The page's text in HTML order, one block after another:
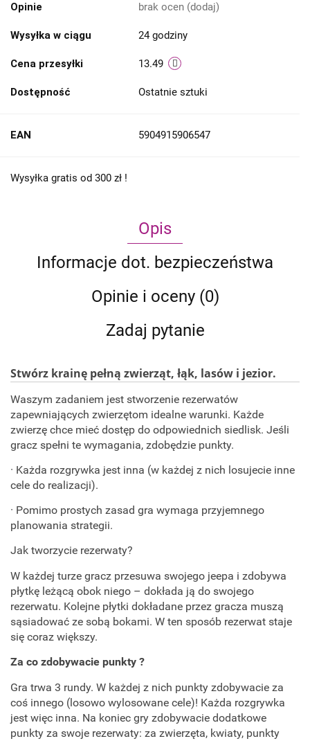
Opinie brak ocen (dodaj)
Wysyłka w ciągu 24 godziny
Cena przesyłki 13.49
Dostępność Ostatnie sztuki
EAN 5904915906547
Wysyłka gratis od 300 zł !
Opis
Informacje dot. bezpieczeństwa
Opinie i oceny (0)
Zadaj pytanie
Stwórz krainę pełną zwierząt, łąk, lasów i jezior.
Waszym zadaniem jest stworzenie rezerwatów
zapewniających zwierzętom idealne warunki. Każde
zwierzę chce mieć dostęp do odpowiednich siedlisk. Jeśli
gracz spełni te wymagania, zdobędzie punkty.
· Każda rozgrywka jest inna (w każdej z nich losujecie inne
cele do realizacji).
· Pomimo prostych zasad gra wymaga przyjemnego
planowania strategii.
Jak tworzycie rezerwaty?
W każdej turze gracz przesuwa swojego jeepa i zdobywa
płytkę leżącą obok niego – dokłada ją do swojego
rezerwatu. Kolejne płytki dokładane przez gracza muszą
sąsiadować ze sobą bokami. W ten sposób rezerwat staje
się coraz większy.
Za co zdobywacie punkty ?
Gra trwa 3 rundy. W każdej z nich punkty zdobywacie za
coś innego (losowo wylosowane cele)! Każda rozgrywka
jest więc inna. Na koniec gry zdobywacie dodatkowe
punkty za swoje rezerwaty: za zwierzęta, kwiaty, punkty